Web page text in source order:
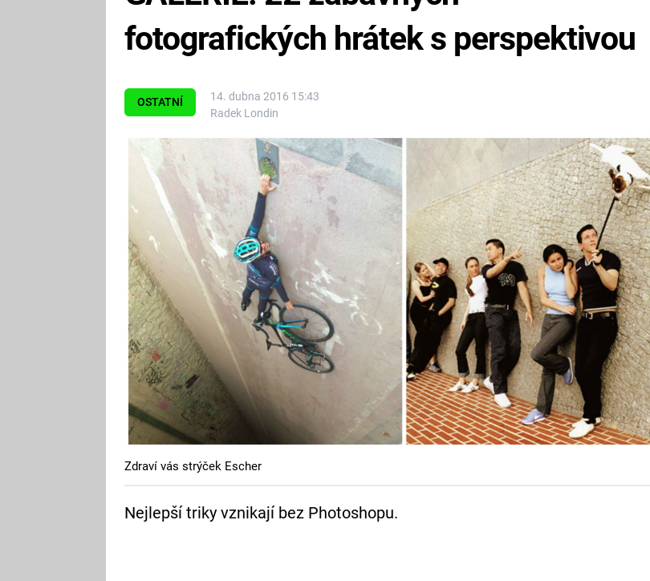
OSTATNÍ
14. dubna 2016 15:43
Radek Londin
fotografických hrátek s perspektivou
Zdraví vás strýček Escher
Nejlepší triky vznikají bez Photoshopu.